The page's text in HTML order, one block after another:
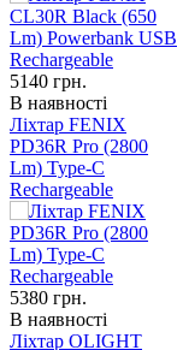
5140 грн.
В наявності
Ліхтар FENIX
PD36R Pro (2800
Lm) Type-C
Rechargeable
5380 грн.
В наявності
Ліхтар OLIGHT